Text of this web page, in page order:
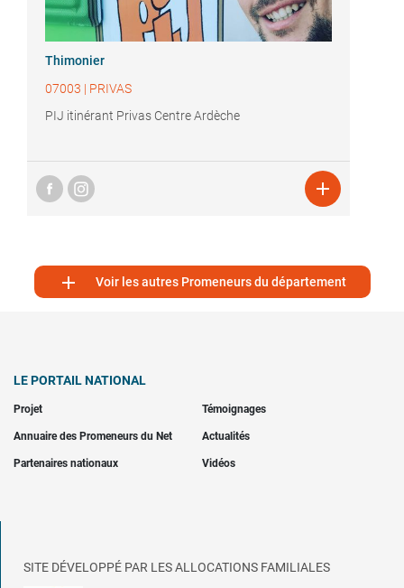
Thimonier
07003 | PRIVAS
PIJ itinérant Privas Centre Ardèche

 Voir les autres Promeneurs du département
LE PORTAIL NATIONAL
Projet Témoignages
Annuaire des Promeneurs du Net Actualités
Partenaires nationaux Vidéos
SITE DÉVELOPPÉ PAR LES ALLOCATIONS FAMILIALES